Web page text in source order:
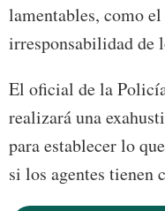
lamentables, como
irresponsabilidad de
El oficial de la
realizará una
para establecer lo
si los agentes tienen